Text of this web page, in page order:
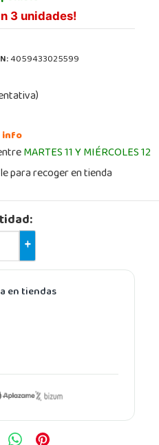
3 unidades!
4059433025599
info
MARTES 11 Y MIÉRCOLES 12
para recoger en tienda
+
en tiendas